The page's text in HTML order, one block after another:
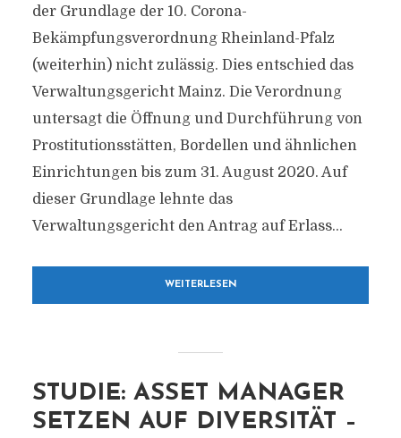
der Grundlage der 10. Corona-
Bekämpfungsverordnung Rheinland-Pfalz
(weiterhin) nicht zulässig. Dies entschied das
Verwaltungsgericht Mainz. Die Verordnung
untersagt die Öffnung und Durchführung von
Prostitutionsstätten, Bordellen und ähnlichen
Einrichtungen bis zum 31. August 2020. Auf
dieser Grundlage lehnte das
Verwaltungsgericht den Antrag auf Erlass...
WEITERLESEN
STUDIE: ASSET MANAGER
SETZEN AUF DIVERSITÄT –